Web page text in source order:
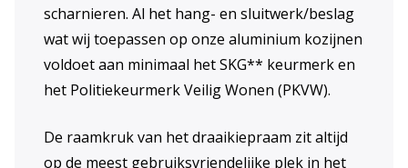
scharnieren. Al het hang- en sluitwerk/beslag
wat wij toepassen op onze aluminium kozijnen
voldoet aan minimaal het SKG** keurmerk en
het Politiekeurmerk Veilig Wonen (PKVW).
De raamkruk van het draaikiepraam zit altijd
op de meest gebruiksvriendelijke plek in het